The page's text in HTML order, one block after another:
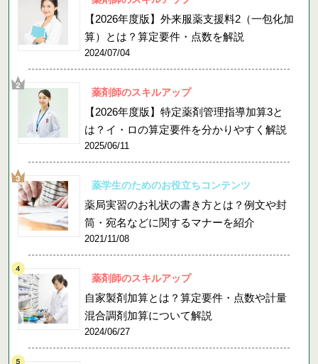
【2026年度版】外来服薬支援料2（一包化加
算）とは？算定要件・点数を解説
2024/07/04
薬剤師のスキルアップ
【2026年度版】特定薬剤管理指導加算3と
は？イ・ロの算定要件を分かりやすく解説
2025/06/11
薬学生のためのお役立ちコンテンツ
薬局実習のお礼状の書き方とは？例文や封
筒・宛名などに関するマナーを紹介
2021/11/08
薬剤師のスキルアップ
自家製剤加算とは？算定要件・点数や計量
混合調剤加算について解説
2024/06/27